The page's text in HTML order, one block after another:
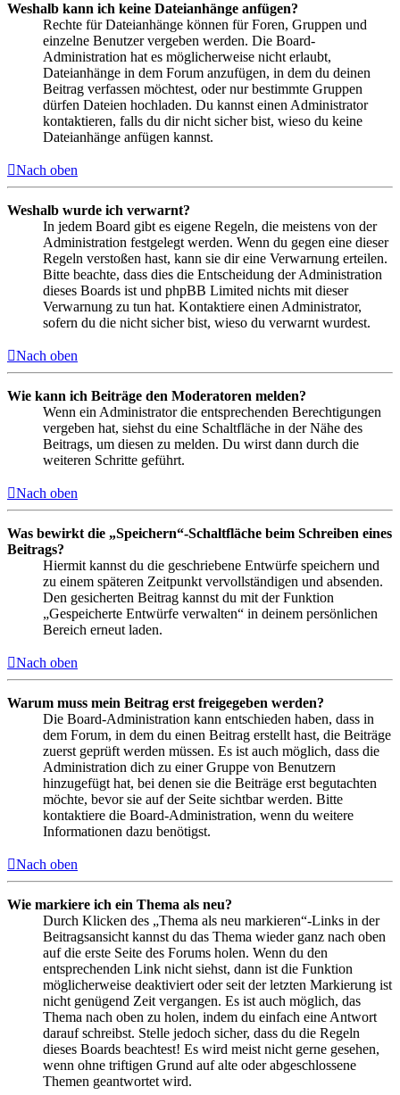
Weshalb kann ich keine Dateianhänge anfügen?
Rechte für Dateianhänge können für Foren, Gruppen und
einzelne Benutzer vergeben werden. Die Board-
Administration hat es möglicherweise nicht erlaubt,
Dateianhänge in dem Forum anzufügen, in dem du deinen
Beitrag verfassen möchtest, oder nur bestimmte Gruppen
dürfen Dateien hochladen. Du kannst einen Administrator
kontaktieren, falls du dir nicht sicher bist, wieso du keine
Dateianhänge anfügen kannst.
Nach oben
Weshalb wurde ich verwarnt?
In jedem Board gibt es eigene Regeln, die meistens von der
Administration festgelegt werden. Wenn du gegen eine dieser
Regeln verstoßen hast, kann sie dir eine Verwarnung erteilen.
Bitte beachte, dass dies die Entscheidung der Administration
dieses Boards ist und phpBB Limited nichts mit dieser
Verwarnung zu tun hat. Kontaktiere einen Administrator,
sofern du die nicht sicher bist, wieso du verwarnt wurdest.
Nach oben
Wie kann ich Beiträge den Moderatoren melden?
Wenn ein Administrator die entsprechenden Berechtigungen
vergeben hat, siehst du eine Schaltfläche in der Nähe des
Beitrags, um diesen zu melden. Du wirst dann durch die
weiteren Schritte geführt.
Nach oben
Was bewirkt die „Speichern“-Schaltfläche beim Schreiben eines
Beitrags?
Hiermit kannst du die geschriebene Entwürfe speichern und
zu einem späteren Zeitpunkt vervollständigen und absenden.
Den gesicherten Beitrag kannst du mit der Funktion
„Gespeicherte Entwürfe verwalten“ in deinem persönlichen
Bereich erneut laden.
Nach oben
Warum muss mein Beitrag erst freigegeben werden?
Die Board-Administration kann entschieden haben, dass in
dem Forum, in dem du einen Beitrag erstellt hast, die Beiträge
zuerst geprüft werden müssen. Es ist auch möglich, dass die
Administration dich zu einer Gruppe von Benutzern
hinzugefügt hat, bei denen sie die Beiträge erst begutachten
möchte, bevor sie auf der Seite sichtbar werden. Bitte
kontaktiere die Board-Administration, wenn du weitere
Informationen dazu benötigst.
Nach oben
Wie markiere ich ein Thema als neu?
Durch Klicken des „Thema als neu markieren“-Links in der
Beitragsansicht kannst du das Thema wieder ganz nach oben
auf die erste Seite des Forums holen. Wenn du den
entsprechenden Link nicht siehst, dann ist die Funktion
möglicherweise deaktiviert oder seit der letzten Markierung ist
nicht genügend Zeit vergangen. Es ist auch möglich, das
Thema nach oben zu holen, indem du einfach eine Antwort
darauf schreibst. Stelle jedoch sicher, dass du die Regeln
dieses Boards beachtest! Es wird meist nicht gerne gesehen,
wenn ohne triftigen Grund auf alte oder abgeschlossene
Themen geantwortet wird.